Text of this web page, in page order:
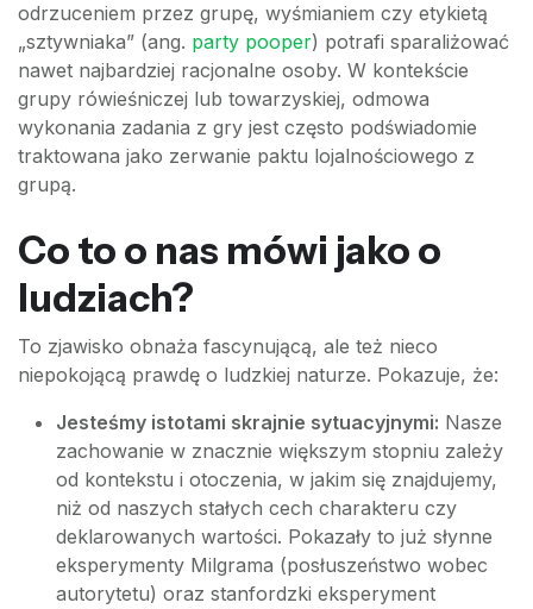
odrzuceniem przez grupę, wyśmianiem czy etykietą
„sztywniaka” (ang. party pooper) potrafi sparaliżować
nawet najbardziej racjonalne osoby. W kontekście
grupy rówieśniczej lub towarzyskiej, odmowa
wykonania zadania z gry jest często podświadomie
traktowana jako zerwanie paktu lojalnościowego z
grupą.
Co to o nas mówi jako o
ludziach?
To zjawisko obnaża fascynującą, ale też nieco
niepokojącą prawdę o ludzkiej naturze. Pokazuje, że:
Jesteśmy istotami skrajnie sytuacyjnymi: Nasze
zachowanie w znacznie większym stopniu zależy
od kontekstu i otoczenia, w jakim się znajdujemy,
niż od naszych stałych cech charakteru czy
deklarowanych wartości. Pokazały to już słynne
eksperymenty Milgrama (posłuszeństwo wobec
autorytetu) oraz stanfordzki eksperyment